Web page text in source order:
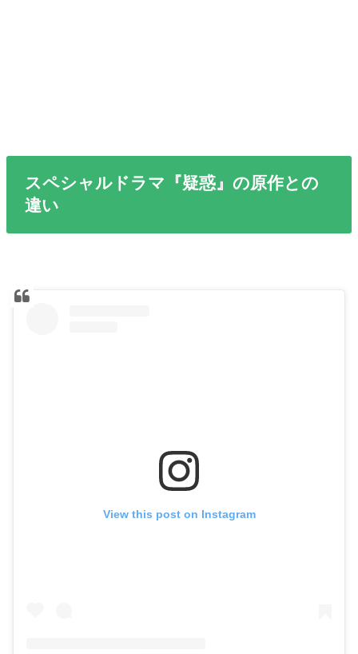
スペシャルドラマ『疑惑』の原作との
違い
View this post on Instagram